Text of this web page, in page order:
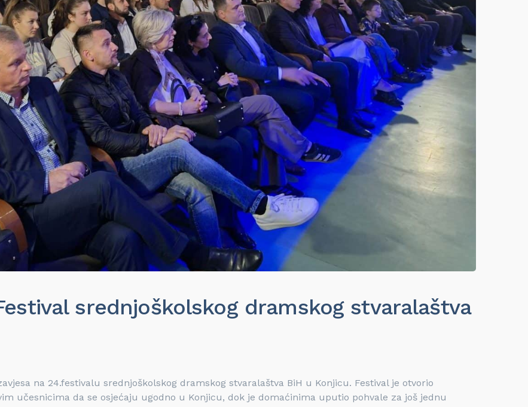
srednjoškolskog dramskog stvaralaštva
na 24.festivalu srednjoškolskog dramskog stvaralaštva BiH u Konjicu. Festival je otvorio
učesnicima da se osjećaju ugodno u Konjicu, dok je domaćinima uputio pohvale za još jednu